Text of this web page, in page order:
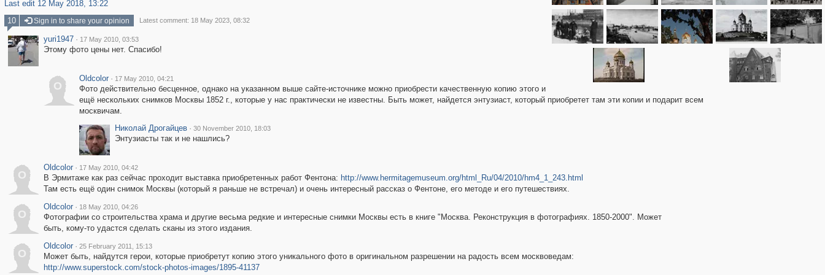
Last edit 12 May 2018, 13:22
10 Sign in to share your opinion Latest comment: 18 May 2023, 08:32
yuri1947 · 17 May 2010, 03:53
Этому фото цены нет. Спасибо!
O
Oldcolor · 17 May 2010, 04:21
Фото действительно бесценное, однако на указанном выше сайте-источнике можно приобрести качественную копию этого и
ещё нескольких снимков Москвы 1852 г., которые у нас практически не известны. Быть может, найдется энтузиаст, который приобретет там эти копии и подарит всем
москвичам.
Николай Дрогайцев · 30 November 2010, 18:03
Энтузиасты так и не нашлись?
O
Oldcolor · 17 May 2010, 04:42
В Эрмитаже как раз сейчас проходит выставка приобретенных работ Фентона: http://www.hermitagemuseum.org/html_Ru/04/2010/hm4_1_243.html
Там есть ещё один снимок Москвы (который я раньше не встречал) и очень интересный рассказ о Фентоне, его методе и его путешествиях.
O
Oldcolor · 18 May 2010, 04:26
Фотографии со строительства храма и другие весьма редкие и интересные снимки Москвы есть в книге "Москва. Реконструкция в фотографиях. 1850-2000". Может
быть, кому-то удастся сделать сканы из этого издания.
O
Oldcolor · 25 February 2011, 15:13
Может быть, найдутся герои, которые приобретут копию этого уникального фото в оригинальном разрешении на радость всем москвоведам:
http://www.superstock.com/stock-photos-images/1895-41137